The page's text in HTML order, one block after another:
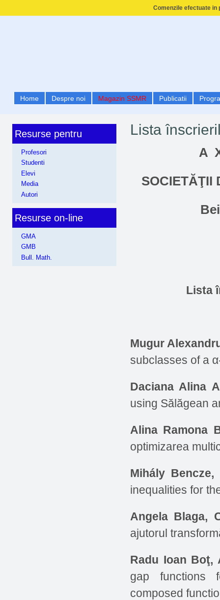
Comenzile efectuate in
Home Despre noi Magazin SSMR Publicatii
Lista
A
SOCIETĂŢII
Lista
Mugur
subclasses of a
Daciana Alina
using Sălăgean
Alina Ramona
optimizarea
Mihály
inequalities for
Angela Blaga,
ajutorul
Radu Ioan Boţ,
gap functions
composed
Resurse pentru
Profesori
Studenti
Elevi
Media
Autori
Resurse on-line
GMA
GMB
Bull. Math.